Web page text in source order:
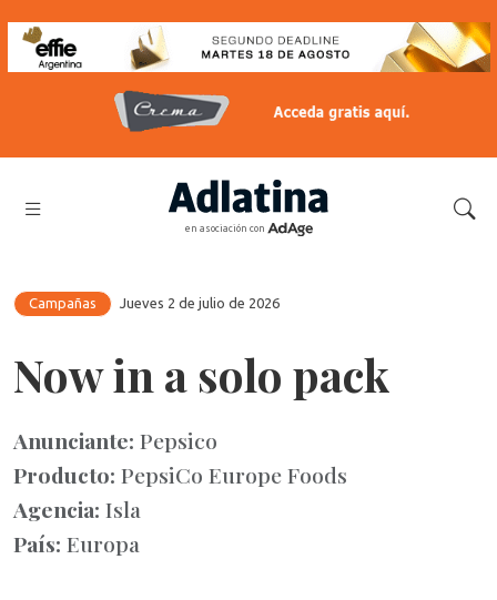
en asociación con
Campañas Jueves 2 de julio de 2026
Now in a solo pack
Anunciante: Pepsico
Producto: PepsiCo Europe Foods
Agencia: Isla
País: Europa